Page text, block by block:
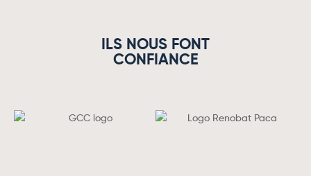
ILS NOUS FONT
CONFIANCE